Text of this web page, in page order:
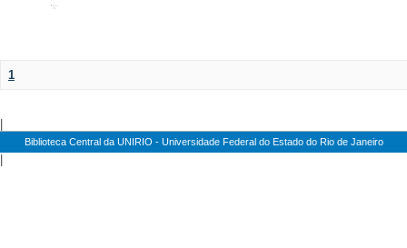
1
Biblioteca Central da UNIRIO - Universidade Federal do Estado do Rio de Janeiro